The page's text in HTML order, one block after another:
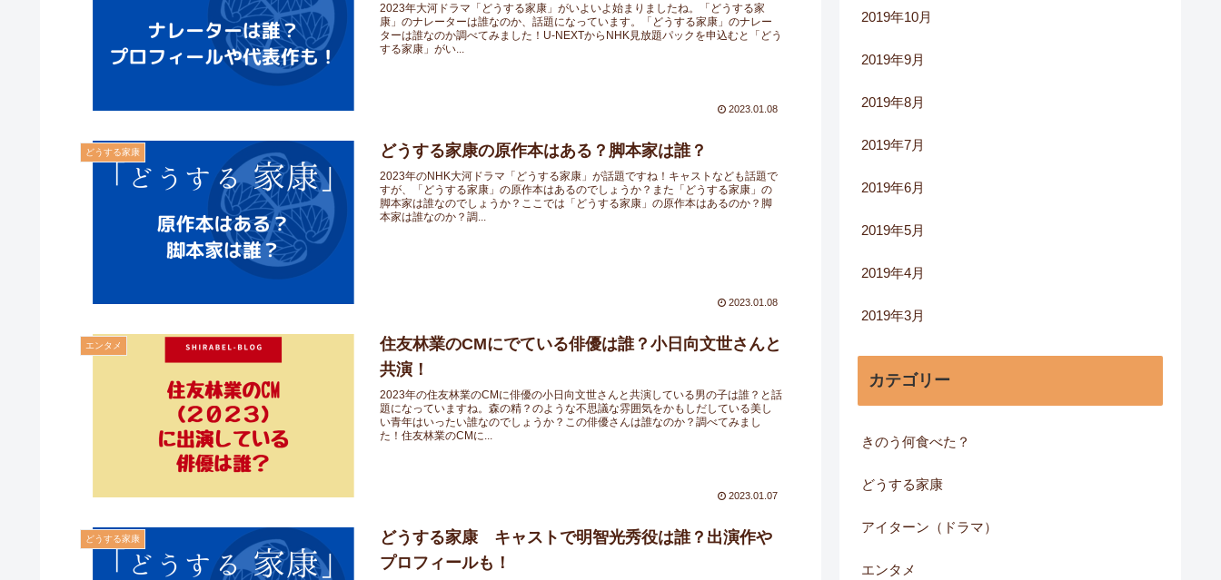
2023年大河ドラマ「どうする家康」がいよいよ始まりましたね。「どうする家
康」のナレーターは誰なのか、話題になっています。「どうする家康」のナレー
ターは誰なのか調べてみました！U-NEXTからNHK見放題パックを申込むと「どう
する家康」がい...
2023.01.08
どうする家康 どうする家康の原作本はある？脚本家は誰？
2023年のNHK大河ドラマ「どうする家康」が話題ですね！キャストなども話題で
すが、「どうする家康」の原作本はあるのでしょうか？また「どうする家康」の
脚本家は誰なのでしょうか？ここでは「どうする家康」の原作本はあるのか？脚
本家は誰なのか？調...
2023.01.08
エンタメ
住友林業のCMにでている俳優は誰？小日向文世さんと
共演！
2023年の住友林業のCMに俳優の小日向文世さんと共演している男の子は誰？と話
題になっていますね。森の精？のような不思議な雰囲気をかもしだしている美し
い青年はいったい誰なのでしょうか？この俳優さんは誰なのか？調べてみまし
た！住友林業のCMに...
2023.01.07
どうする家康
どうする家康 キャストで明智光秀役は誰？出演作や
プロフィールも！
2019年10月
2019年9月
2019年8月
2019年7月
2019年6月
2019年5月
2019年4月
2019年3月
カテゴリー
きのう何食べた？
どうする家康
アイターン（ドラマ）
エンタメ